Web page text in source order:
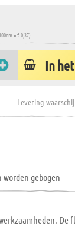
= € 0,37)
In
Levering
gebogen
De